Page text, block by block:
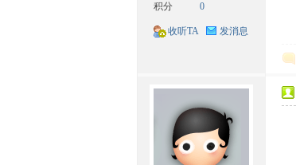
积分 0
收听TA 发消息